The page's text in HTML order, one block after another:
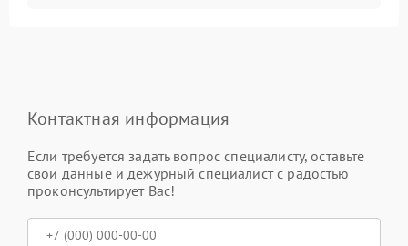
Контактная информация
Если требуется задать вопрос специалисту, оставьте
свои данные и дежурный специалист с радостью
проконсультирует Вас!